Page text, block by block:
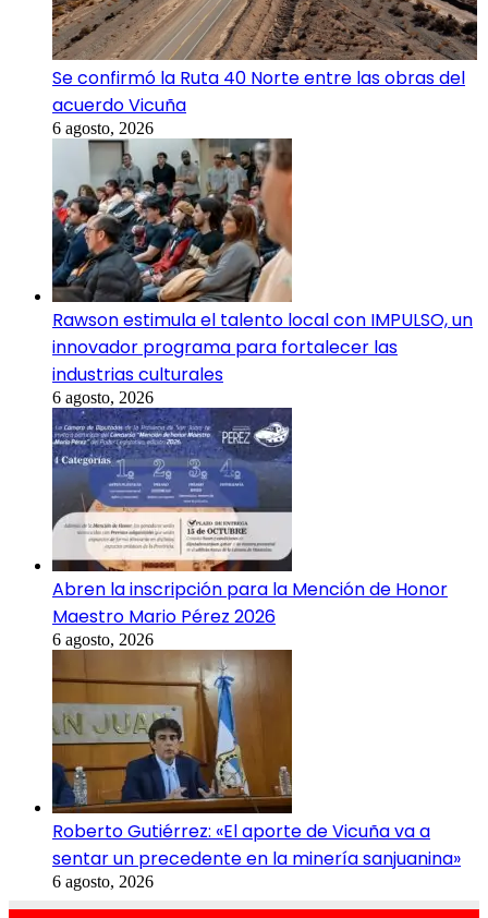
Se confirmó la Ruta 40 Norte entre las obras del
acuerdo Vicuña
6 agosto, 2026
Rawson estimula el talento local con IMPULSO, un
innovador programa para fortalecer las
industrias culturales
6 agosto, 2026
Abren la inscripción para la Mención de Honor
Maestro Mario Pérez 2026
6 agosto, 2026
Roberto Gutiérrez: «El aporte de Vicuña va a
sentar un precedente en la minería sanjuanina»
6 agosto, 2026